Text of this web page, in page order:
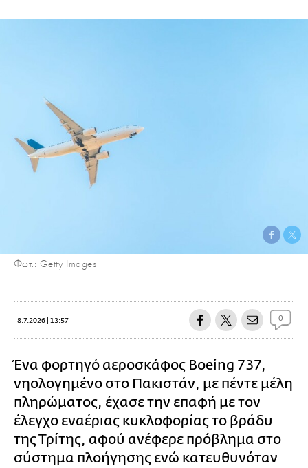
Φωτ.: Getty Images
8.7.2026 | 13:57 0
Ένα φορτηγό αεροσκάφος Boeing 737,
νηολογημένο στο Πακιστάν, με πέντε μέλη
πληρώματος, έχασε την επαφή με τον
έλεγχο εναέριας κυκλοφορίας το βράδυ
της Τρίτης, αφού ανέφερε πρόβλημα στο
σύστημα πλοήγησης ενώ κατευθυνόταν